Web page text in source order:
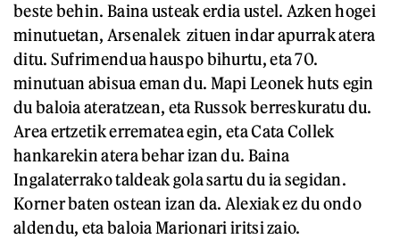
beste behin. Baina usteak erdia ustel. Azken hogei
minutuetan, Arsenalek zituen indar apurrak atera
ditu. Sufrimendua hauspo bihurtu, eta 70.
minutuan abisua eman du. Mapi Leonek huts egin
du baloia ateratzean, eta Russok berreskuratu du.
Area ertzetik errematea egin, eta Cata Collek
hankarekin atera behar izan du. Baina
Ingalaterrako taldeak gola sartu du ia segidan.
Korner baten ostean izan da. Alexiak ez du ondo
aldendu, eta baloia Marionari iritsi zaio.